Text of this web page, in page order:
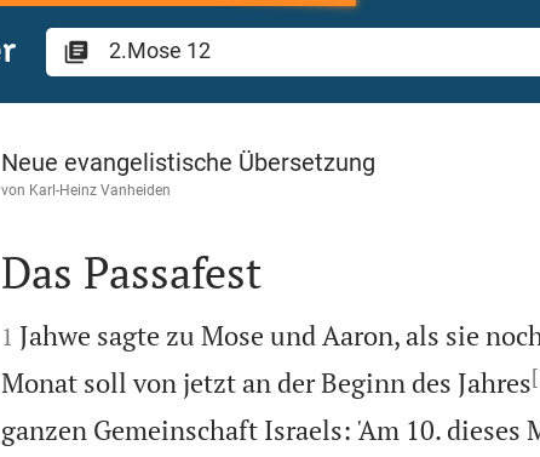
2.Mose 12
Neue evangelistische Übersetzung
von Karl-Heinz Vanheiden

Das Passafest

1 Jahwe sagte zu Mose und Aaron, als sie
Monat soll von jetzt an der Beginn des Jahres
ganzen Gemeinschaft Israels: 'Am 10.